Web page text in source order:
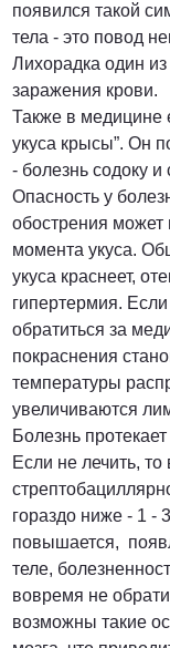
появился такой
тела - это повод
Лихорадка один
заражения крови.
Также в медицине
укуса крысы”. Он
- болезнь содоку
Опасность у
обострения может
момента укуса.
укуса краснеет,
гипертермия.
обратиться за
покраснения
температуры
увеличиваются
Болезнь
Если не лечить,
гораздо ниже - 1 -
повышается,
теле,
вовремя не
возможны такие